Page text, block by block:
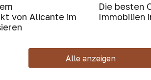
von Alicante im
Die besten
Immobilien
Alle anzeigen